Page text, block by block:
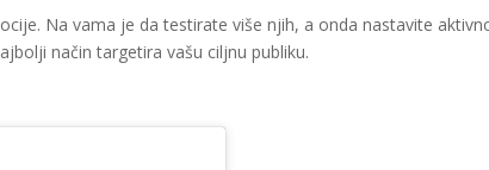
Na vama je da testirate više njih, a onda nastavite
način targetira vašu ciljnu publiku.